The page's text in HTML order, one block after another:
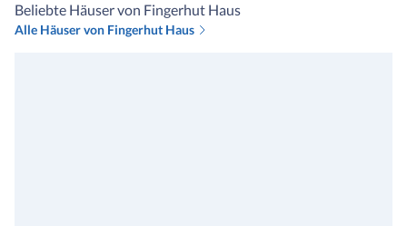
Beliebte Häuser von Fingerhut Haus
Alle Häuser von Fingerhut Haus